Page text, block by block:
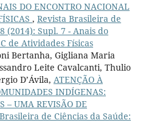
DO ENCONTRO NACIONAL
, Revista Brasileira de
(2014): Supl. 7 - Anais do
de Atividades Físicas
Bertanha, Gigliana Maria
Leite Cavalcanti, Thulio
D’Ávila, ATENÇÃO À
INDÍGENAS:
– UMA REVISÃO DE
de Ciências da Saúde: